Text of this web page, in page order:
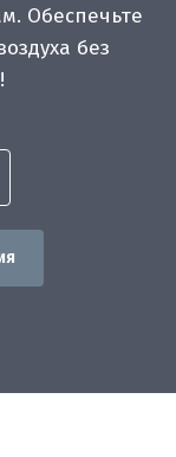
Обеспечьте
без